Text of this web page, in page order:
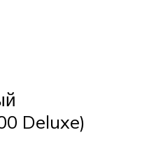
Deluxe)